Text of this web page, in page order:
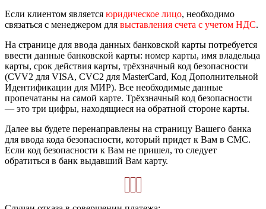
Если клиентом является юридическое лицо, необходимо
связаться с менеджером для выставления счета с учетом НДС.
На странице для ввода данных банковской карты потребуется
ввести данные банковской карты: номер карты, имя владельца
карты, срок действия карты, трёхзначный код безопасности
(CVV2 для VISA, CVC2 для MasterCard, Код Дополнительной
Идентификации для МИР). Все необходимые данные
пропечатаны на самой карте. Трёхзначный код безопасности
— это три цифры, находящиеся на обратной стороне карты.
Далее вы будете перенаправлены на страницу Вашего банка
для ввода кода безопасности, который придет к Вам в СМС.
Если код безопасности к Вам не пришел, то следует
обратиться в банк выдавший Вам карту.